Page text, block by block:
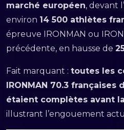
marché européen, devant
environ 14 500 athlètes
épreuve IRONMAN ou
précédente, en hausse de
Fait marquant : toutes les
IRONMAN 70.3 françaises
étaient complètes avant
illustrant l’engouement